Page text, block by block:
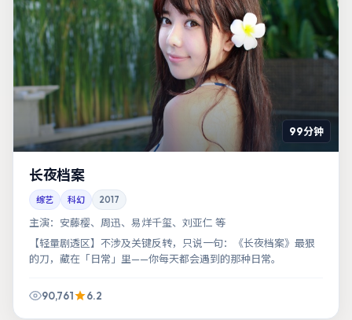
99分钟
长夜档案
综艺 科幻 2017
主演： 安藤樱、周迅、易烊千玺、刘亚仁 等
【轻量剧透区】不涉及关键反转，只说一句：《长夜档案》最狠
的刀，藏在「日常」里——你每天都会遇到的那种日常。
90,761 6.2